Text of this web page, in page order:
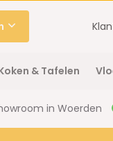
& Tafelen
in Woerden